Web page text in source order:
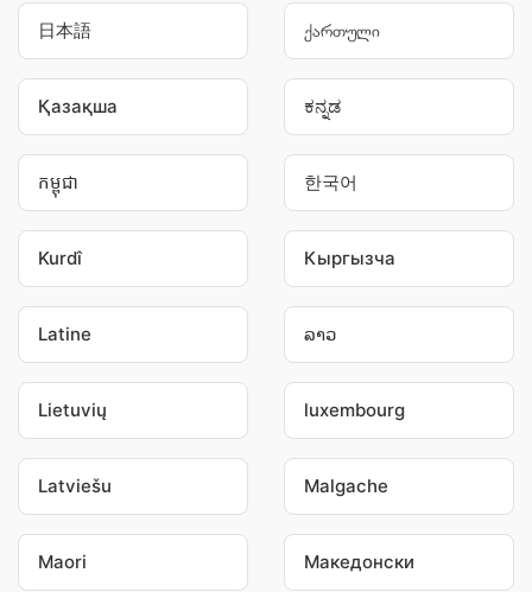
日本語 ქართული
Қазақша ಕನ್ನಡ
កម្ពុជា 한국어
Kurdî Кыргызча
Latine ລາວ
Lietuvių luxembourg
Latviešu Malgache
Maori Македонски